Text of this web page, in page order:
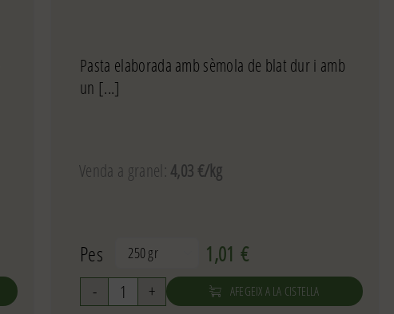
Pasta elaborada amb sèmola de blat dur i amb
un [...]
Venda a granel: 4,03 €/kg
Pes 1,01 €
quantitat
AFEGEIX A LA CISTELLA